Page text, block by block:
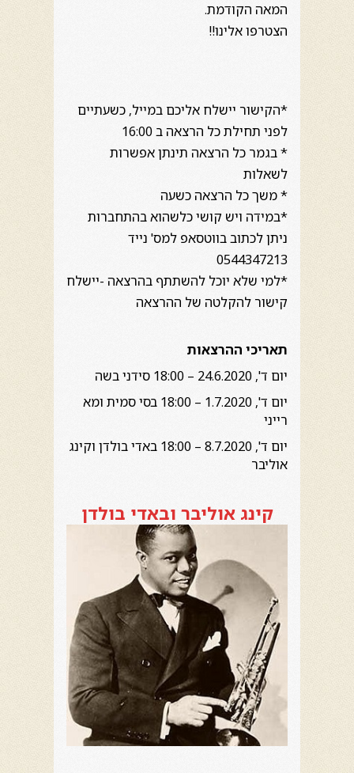
המאה הקודמת.
הצטרפו אלינו!!
*הקישור יישלח אליכם במייל, כשעתיים
לפני תחילת כל הרצאה ב 16:00
* בגמר כל הרצאה תינתן אפשרות
לשאלות
* משך כל הרצאה כשעה
*במידה ויש קושי כלשהוא בהתחברות
ניתן לכתוב בווטסאפ למס' נייד
0544347213
*למי שלא יוכל להשתתף בהרצאה -יישלח
קישור להקלטה של ההרצאה
תאריכי ההרצאות
יום ד', 24.6.2020
– 18:00
סידני בשה
יום ד', 1.7.2020
– 18:00
בסי סמית ומא
רייני
יום ד', 8.7.2020 – 18:00
באדי בולדן וקינג
אוליבר
קינג אוליבר ובאדי בולדן